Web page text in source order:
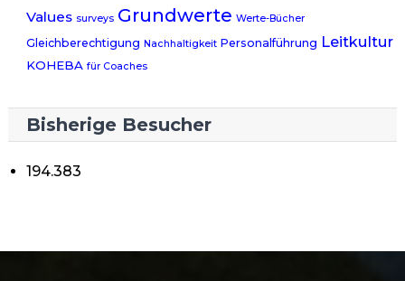
Values surveys Grundwerte Werte-Bücher
Gleichberechtigung Nachhaltigkeit Personalführung Leitkultur
KOHEBA für Coaches
Bisherige Besucher
194.383